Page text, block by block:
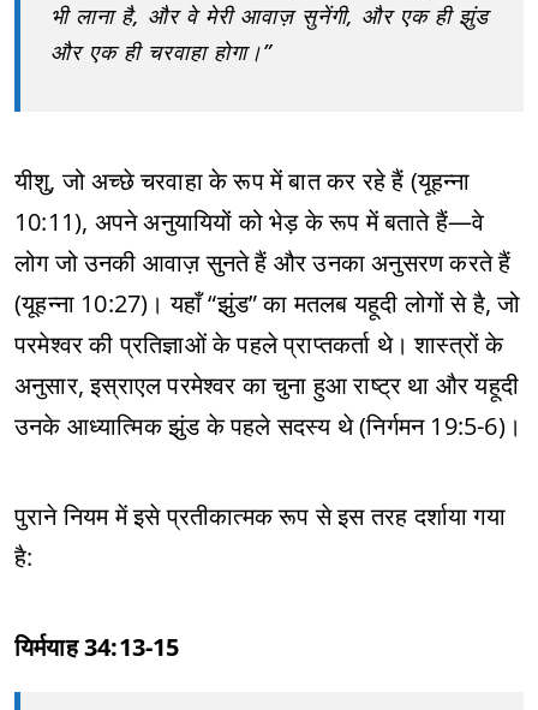
भी लाना है, और वे मेरी आवाज़ सुनेंगी, और एक ही झुंड
और एक ही चरवाहा होगा।”
यीशु, जो अच्छे चरवाहा के रूप में बात कर रहे हैं (यूहन्ना
10:11), अपने अनुयायियों को भेड़ के रूप में बताते हैं—वे
लोग जो उनकी आवाज़ सुनते हैं और उनका अनुसरण करते हैं
(यूहन्ना 10:27)। यहाँ “झुंड” का मतलब यहूदी लोगों से है, जो
परमेश्वर की प्रतिज्ञाओं के पहले प्राप्तकर्ता थे। शास्त्रों के
अनुसार, इस्राएल परमेश्वर का चुना हुआ राष्ट्र था और यहूदी
उनके आध्यात्मिक झुंड के पहले सदस्य थे (निर्गमन 19:5-6)।
पुराने नियम में इसे प्रतीकात्मक रूप से इस तरह दर्शाया गया
है:
यिर्मयाह 34:13-15